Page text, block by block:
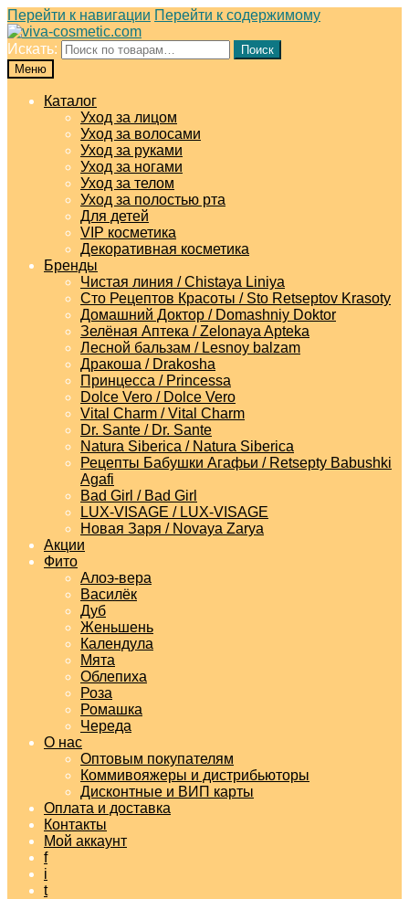
Перейти к навигации Перейти к содержимому
Искать:
Поиск
Меню
Каталог
Уход за лицом
Уход за волосами
Уход за руками
Уход за ногами
Уход за телом
Уход за полостью рта
Для детей
VIP косметика
Декоративная косметика
Бренды
Чистая линия / Chistaya Liniya
Сто Рецептов Красоты / Sto Retseptov Krasoty
Домашний Доктор / Domashniy Doktor
Зелёная Аптека / Zelonaya Apteka
Лесной бальзам / Lesnoy balzam
Дракоша / Drakosha
Принцесса / Princessa
Dolce Vero / Dolce Vero
Vital Charm / Vital Charm
Dr. Sante / Dr. Sante
Natura Siberica / Natura Siberica
Рецепты Бабушки Агафьи / Retsepty Babushki
Agafi
Bad Girl / Bad Girl
LUX-VISAGE / LUX-VISAGE
Новая Заря / Novaya Zarya
Акции
Фито
Алоэ-вера
Василёк
Дуб
Женьшень
Календула
Мята
Облепиха
Роза
Ромашка
Череда
О нас
Оптовым покупателям
Коммивояжеры и дистрибьюторы
Дисконтные и ВИП карты
Оплата и доставка
Контакты
Мой аккаунт
f
i
t